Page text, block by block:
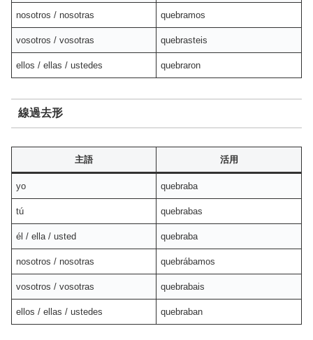
nosotros / nosotras quebramos
vosotros / vosotras quebrasteis
ellos / ellas / ustedes quebraron
線過去形
主語 活用
yo quebraba
tú quebrabas
él / ella / usted quebraba
nosotros / nosotras quebrábamos
vosotros / vosotras quebrabais
ellos / ellas / ustedes quebraban